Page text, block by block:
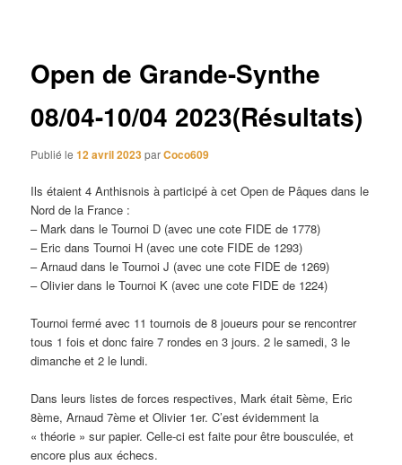
Open de Grande-Synthe
08/04-10/04 2023(Résultats)
Publié le12 avril 2023parCoco609
Ils étaient 4 Anthisnois à participé à cet Open de Pâques dans le
Nord de la France :
– Mark dans le Tournoi D (avec une cote FIDE de 1778)
– Eric dans Tournoi H (avec une cote FIDE de 1293)
– Arnaud dans le Tournoi J (avec une cote FIDE de 1269)
– Olivier dans le Tournoi K (avec une cote FIDE de 1224)
Tournoi fermé avec 11 tournois de 8 joueurs pour se rencontrer
tous 1 fois et donc faire 7 rondes en 3 jours. 2 le samedi, 3 le
dimanche et 2 le lundi.
Dans leurs listes de forces respectives, Mark était 5ème, Eric
8ème, Arnaud 7ème et Olivier 1er. C’est évidemment la
« théorie » sur papier. Celle-ci est faite pour être bousculée, et
encore plus aux échecs.